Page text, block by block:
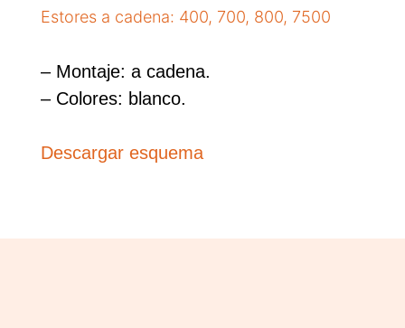
Estores a cadena: 400, 700, 800, 7500
– Montaje: a cadena.
– Colores: blanco.
Descargar esquema